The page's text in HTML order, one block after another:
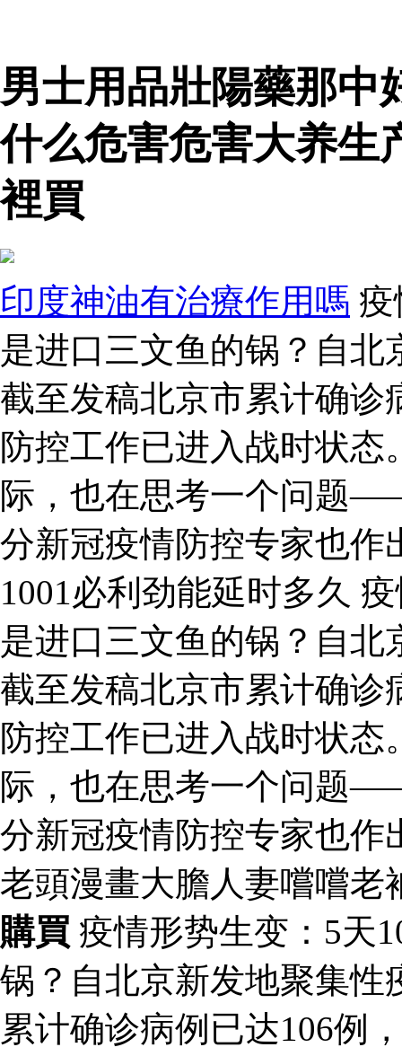
男士用品壯陽藥那中
什么危害危害大养生
裡買
印度神油有治療作用嗎
是进口三文鱼的锅？自
截至发稿北京市累计确诊
防控工作已进入战时状
际，也在思考一个问题
分新冠疫情防控专家也作
1001必利劲能延时多久
是进口三文鱼的锅？自
截至发稿北京市累计确诊
防控工作已进入战时状
际，也在思考一个问题
分新冠疫情防控专家也作
老頭漫畫大膽人妻嚐嚐
購買 疫情形势生变：5天
锅？自北京新发地聚集性
累计确诊病例已达106例